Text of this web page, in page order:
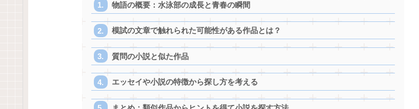
物語の概要：水泳部の成長と青春の瞬間
模試の文章で触れられた可能性がある作品とは？
質問の小説と似た作品
エッセイや小説の特徴から探し方を考える